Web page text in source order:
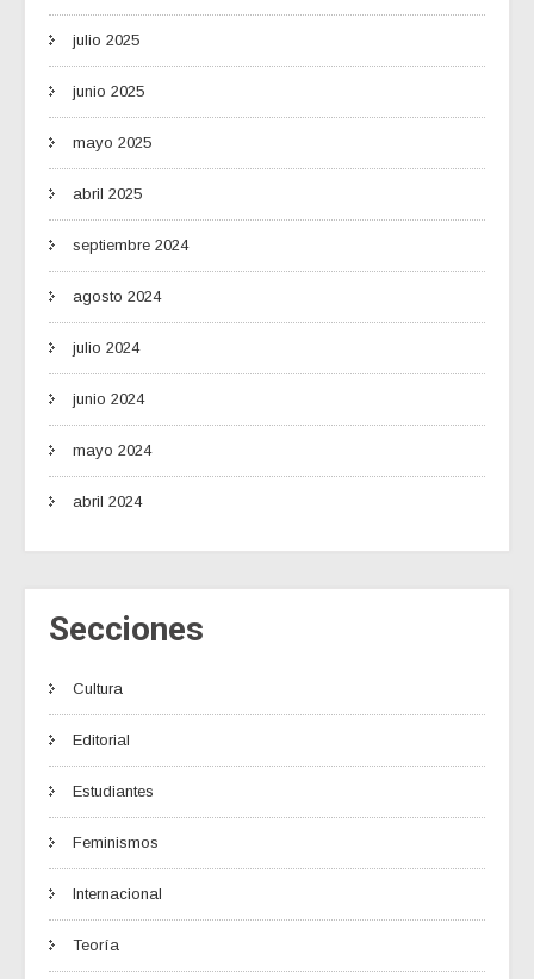
julio 2025
junio 2025
mayo 2025
abril 2025
septiembre 2024
agosto 2024
julio 2024
junio 2024
mayo 2024
abril 2024
Secciones
Cultura
Editorial
Estudiantes
Feminismos
Internacional
Teoría